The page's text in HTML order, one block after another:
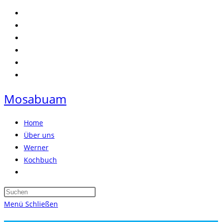
Zum
Inhalt
springen
Mosabuam
Home
Über uns
Werner
Kochbuch
umschalten
Press
Menü Schließen